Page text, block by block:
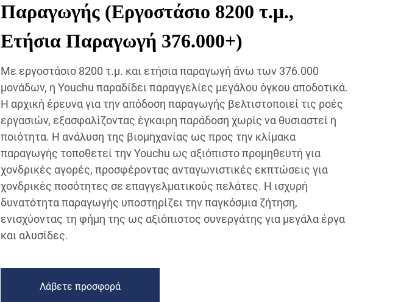
Παραγωγής (Εργοστάσιο 8200 τ.μ.,
Ετήσια Παραγωγή 376.000+)
Με εργοστάσιο 8200 τ.μ. και ετήσια παραγωγή άνω των 376.000
μονάδων, η Youchu παραδίδει παραγγελίες μεγάλου όγκου αποδοτικά.
Η αρχική έρευνα για την απόδοση παραγωγής βελτιστοποιεί τις ροές
εργασιών, εξασφαλίζοντας έγκαιρη παράδοση χωρίς να θυσιαστεί η
ποιότητα. Η ανάλυση της βιομηχανίας ως προς την κλίμακα
παραγωγής τοποθετεί την Youchu ως αξιόπιστο προμηθευτή για
χονδρικές αγορές, προσφέροντας ανταγωνιστικές εκπτώσεις για
χονδρικές ποσότητες σε επαγγελματικούς πελάτες. Η ισχυρή
δυνατότητα παραγωγής υποστηρίζει την παγκόσμια ζήτηση,
ενισχύοντας τη φήμη της ως αξιόπιστος συνεργάτης για μεγάλα έργα
και αλυσίδες.
Λάβετε προσφορά